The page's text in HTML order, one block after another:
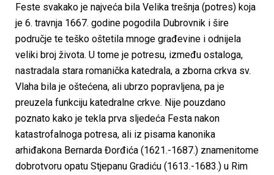
Feste svakako je najveća bila Velika trešnja (potres) koja
je 6. travnja 1667. godine pogodila Dubrovnik i šire
područje te teško oštetila mnoge građevine i odnijela
veliki broj života. U tome je potresu, između ostaloga,
nastradala stara romanička katedrala, a zborna crkva sv.
Vlaha bila je oštećena, ali ubrzo popravljena, pa je
preuzela funkciju katedralne crkve. Nije pouzdano
poznato kako je tekla prva sljedeća Festa nakon
katastrofalnoga potresa, ali iz pisama kanonika
arhiđakona Bernarda Đorđića (1621.-1687.) znamenitome
dobrotvoru opatu Stjepanu Gradiću (1613.-1683.) u Rim